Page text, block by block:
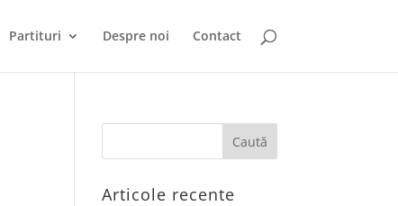
Partituri Despre noi Contact
Articole recente